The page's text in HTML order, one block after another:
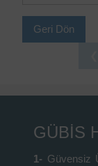
Geri Dön
GÜBİS
1- Güvensiz